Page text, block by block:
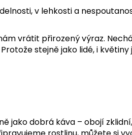
v lehkosti a
vrátit přirozený výraz.
stejně jako lidé, i květiny
jako dobrá káva – obojí